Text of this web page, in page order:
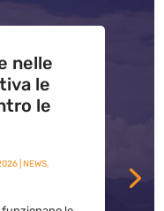
nelle
le
le
| NEWS,